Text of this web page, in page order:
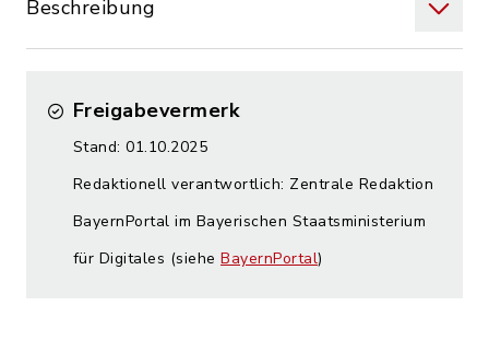
Beschreibung
Freigabevermerk
Stand: 01.10.2025
Redaktionell verantwortlich: Zentrale Redaktion
BayernPortal im Bayerischen Staatsministerium
für Digitales (siehe BayernPortal)